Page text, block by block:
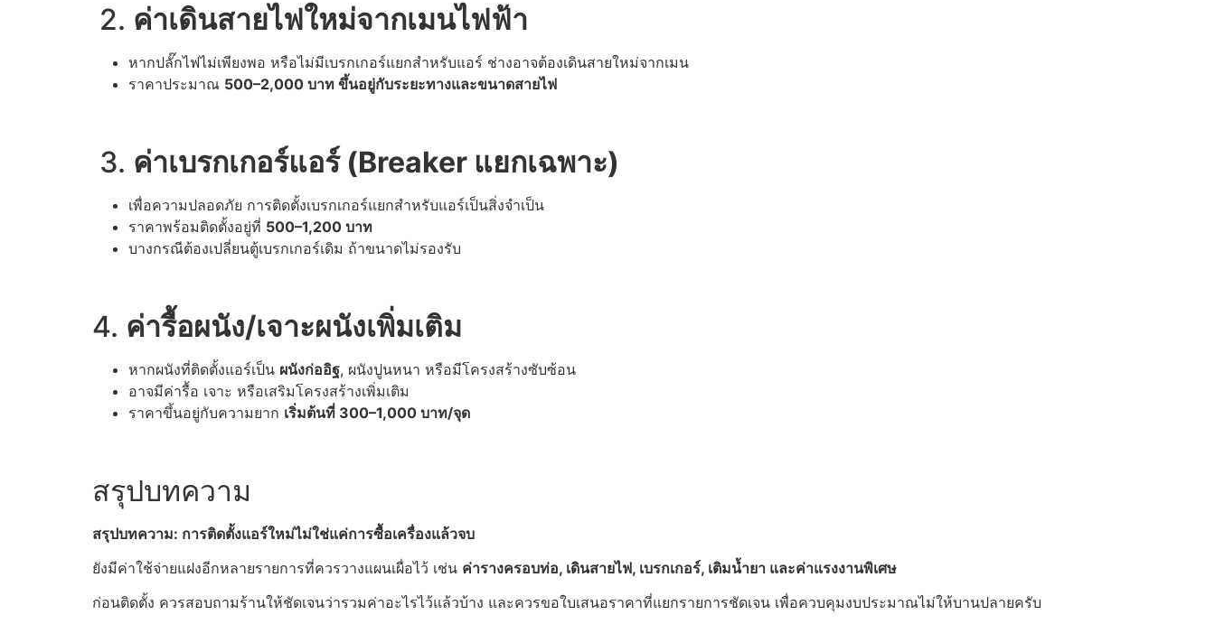
2. ค่าเดินสายไฟใหม่จากเมนไฟฟ้า
หากปลั๊กไฟไม่เพียงพอ หรือไม่มีเบรกเกอร์แยกสำหรับแอร์ ช่างอาจต้องเดินสายใหม่จากเมน
ราคาประมาณ 500–2,000 บาท ขึ้นอยู่กับระยะทางและขนาดสายไฟ
3. ค่าเบรกเกอร์แอร์(Breaker แยกเฉพาะ)
เพื่อความปลอดภัย การติดตั้งเบรกเกอร์แยกสำหรับแอร์เป็นสิ่งจำเป็น
ราคาพร้อมติดตั้งอยู่ที่ 500–1,200 บาท
บางกรณีต้องเปลี่ยนตู้เบรกเกอร์เดิม ถ้าขนาดไม่รองรับ
4. ค่ารื้อผนัง/เจาะผนังเพิ่มเติม
หากผนังที่ติดตั้งแอร์เป็น ผนังก่ออิฐ, ผนังปูนหนา หรือมีโครงสร้างซับซ้อน
อาจมีค่ารื้อ เจาะ หรือเสริมโครงสร้างเพิ่มเติม
ราคาขึ้นอยู่กับความยาก เริ่มต้นที่ 300–1,000 บาท/จุด
สรุปบทความ
สรุปบทความ: การติดตั้งแอร์ใหม่ไม่ใช่แค่การซื้อเครื่องแล้วจบ
ยังมีค่าใช้จ่ายแฝงอีกหลายรายการที่ควรวางแผนเผื่อไว้ เช่น ค่ารางครอบท่อ, เดินสายไฟ, เบรกเกอร์, เติมน้ำยา และค่าแรงงานพิเศษ
ก่อนติดตั้ง ควรสอบถามร้านให้ชัดเจนว่ารวมค่าอะไรไว้แล้วบ้าง และควรขอใบเสนอราคาที่แยกรายการชัดเจน เพื่อควบคุมงบประมาณไม่ให้บานปลายครับ